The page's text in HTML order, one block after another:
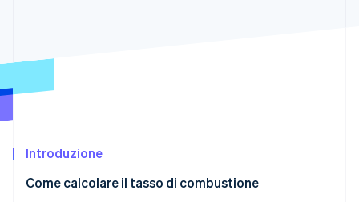
Costituzione di start-up
Identity
Introduzione
Come calcolare il tasso di combustione